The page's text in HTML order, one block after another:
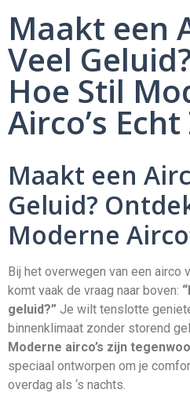
Maakt een
Veel
Hoe Stil
Airco’s
Maakt een
Geluid?
Moderne
Bij het overwegen van een airco
komt vaak de vraag naar boven:
geluid?” Je wilt tenslotte
binnenklimaat zonder storend
Moderne airco’s zijn
speciaal ontworpen om je
overdag als ‘s nachts.